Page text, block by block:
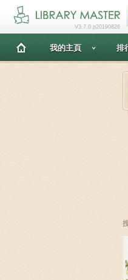
V3.7.0 p20190826
我的主頁 排